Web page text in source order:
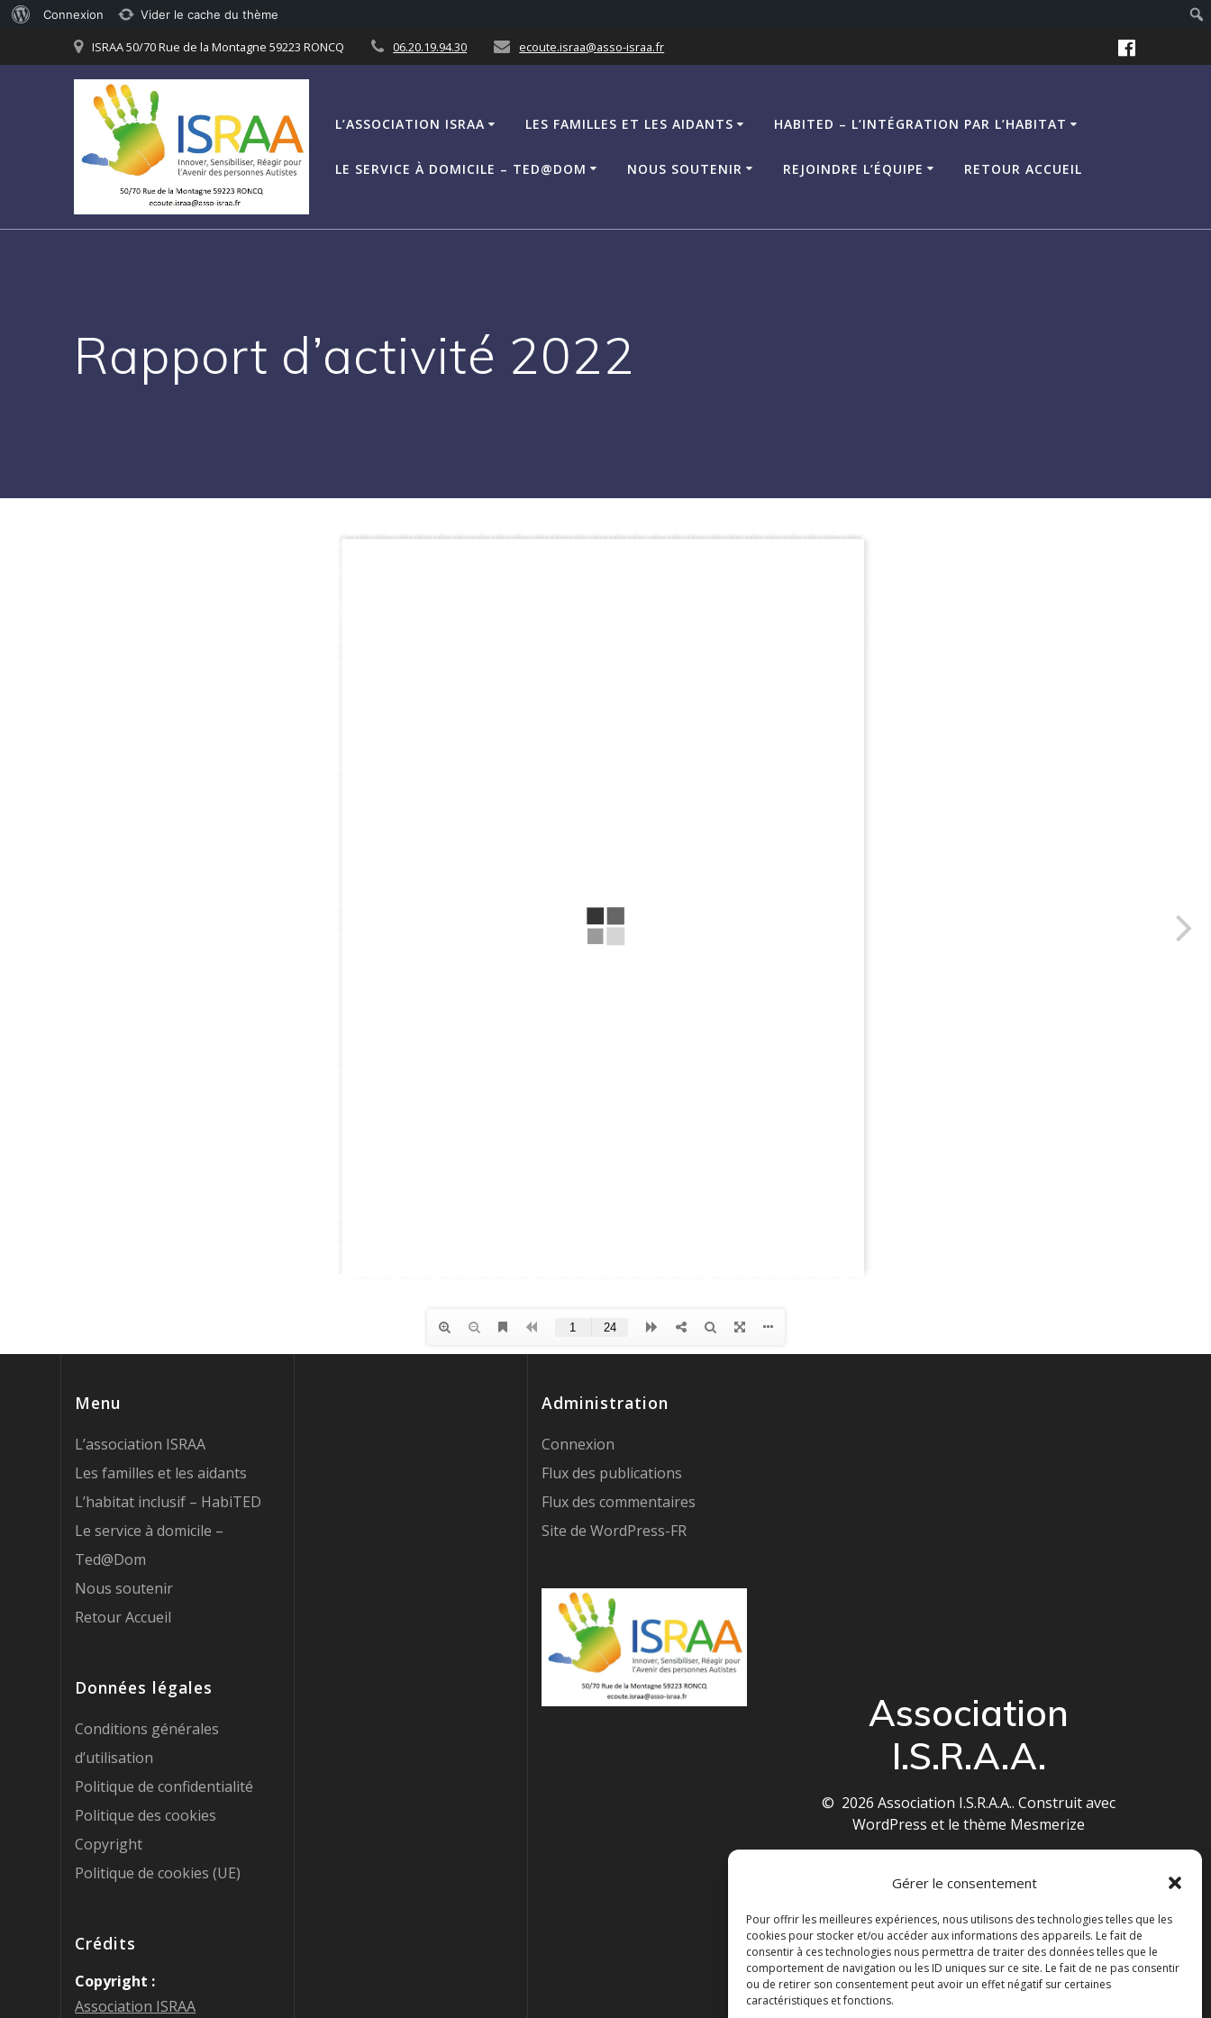
Gérer le consentement
Pour offrir les meilleures expériences, nous utilisons des technologies telles que les
cookies pour stocker et/ou accéder aux informations des appareils. Le fait de
consentir à ces technologies nous permettra de traiter des données telles que le
comportement de navigation ou les ID uniques sur ce site. Le fait de ne pas consentir
ou de retirer son consentement peut avoir un effet négatif sur certaines
caractéristiques et fonctions.
Connexion Vider le cache du thème
au
ISRAA 50/70 Rue de la Montagne 59223 RONCQ 06.20.19.94.30 ecoute.israa@asso-israa.fr
L’ASSOCIATION ISRAA LES FAMILLES ET LES AIDANTS HABITED – L’INTÉGRATION PAR L’HABITAT
LE SERVICE À DOMICILE – TED@DOM NOUS SOUTENIR REJOINDRE L’ÉQUIPE RETOUR ACCUEIL
Rapport d’activité 2022
Menu
L’association ISRAA
Les familles et les aidants
L’habitat inclusif – HabiTED
Le service à domicile –
Ted@Dom
Nous soutenir
Retour Accueil
Données légales
Conditions générales
d’utilisation
Politique de confidentialité
Politique des cookies
Copyright
Politique de cookies (UE)
Crédits
Copyright :
Association ISRAA
Administration
Connexion
Flux des publications
Flux des commentaires
Site de WordPress-FR
Association
I.S.R.A.A.
© 2026 Association I.S.R.A.A.. Construit avec
WordPress et lethème Mesmerize